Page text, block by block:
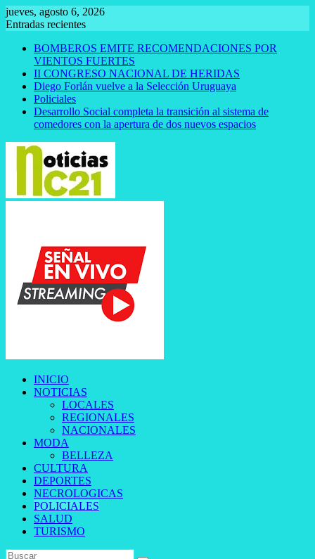
Saltar
al
jueves, agosto 6, 2026
Entradas recientes
BOMBEROS EMITE RECOMENDACIONES POR
VIENTOS FUERTES
II CONGRESO NACIONAL DE HERIDAS
Diego Forlán vuelve a la Selección Uruguaya
Policiales
Desarrollo Social completa la transición al sistema de
comedores con la apertura de dos nuevos espacios
INICIO
NOTICIAS
LOCALES
REGIONALES
NACIONALES
MODA
BELLEZA
CULTURA
DEPORTES
NECROLOGICAS
POLICIALES
SALUD
TURISMO